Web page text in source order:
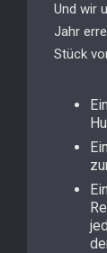
Und wir
Jahr
Stück